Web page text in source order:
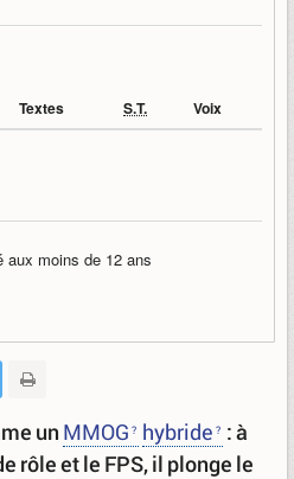
Textes S.T. Voix
aux moins de 12 ans
un MMOG hybride : à
rôle et le FPS, il plonge le